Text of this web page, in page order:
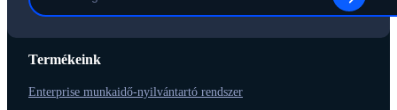
Termékeink
Enterprise munkaidő-nyilvántartó rendszer